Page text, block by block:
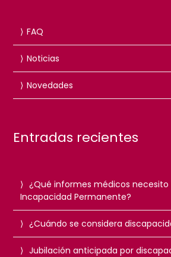
FAQ
Noticias
Novedades
Entradas recientes
¿Qué informes médicos necesito
Incapacidad Permanente?
¿Cuándo se considera
Jubilación anticipada por